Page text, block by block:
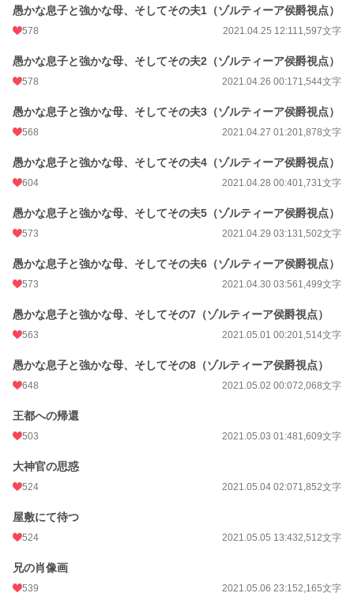
愚かな息子と強かな母、そしてその夫1（ゾルティーア侯爵視点）
578 2021.04.25 12:111,597文字
愚かな息子と強かな母、そしてその夫2（ゾルティーア侯爵視点）
578 2021.04.26 00:171,544文字
愚かな息子と強かな母、そしてその夫3（ゾルティーア侯爵視点）
568 2021.04.27 01:201,878文字
愚かな息子と強かな母、そしてその夫4（ゾルティーア侯爵視点）
604 2021.04.28 00:401,731文字
愚かな息子と強かな母、そしてその夫5（ゾルティーア侯爵視点）
573 2021.04.29 03:131,502文字
愚かな息子と強かな母、そしてその夫6（ゾルティーア侯爵視点）
573 2021.04.30 03:561,499文字
愚かな息子と強かな母、そしてその7（ゾルティーア侯爵視点）
563 2021.05.01 00:201,514文字
愚かな息子と強かな母、そしてその8（ゾルティーア侯爵視点）
648 2021.05.02 00:072,068文字
王都への帰還
503 2021.05.03 01:481,609文字
大神官の思惑
524 2021.05.04 02:071,852文字
屋敷にて待つ
524 2021.05.05 13:432,512文字
兄の肖像画
539 2021.05.06 23:152,165文字